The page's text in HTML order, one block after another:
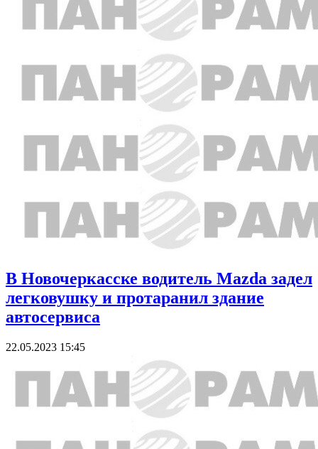
В Новочеркасске водитель Mazda задел
легковушку и протаранил здание
автосервиса
22.05.2023 15:45